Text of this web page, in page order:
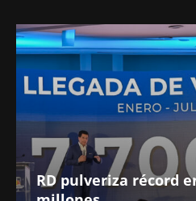
RD pulveriza récord